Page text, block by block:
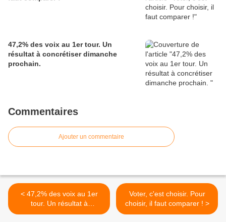
47,2% des voix au 1er tour. Un
résultat à concrétiser dimanche
prochain.
Commentaires
Ajouter un commentaire
< 47,2% des voix au 1er
tour. Un résultat à
concrétiser dimanche
Voter, c'est choisir. Pour
choisir, il faut comparer ! >